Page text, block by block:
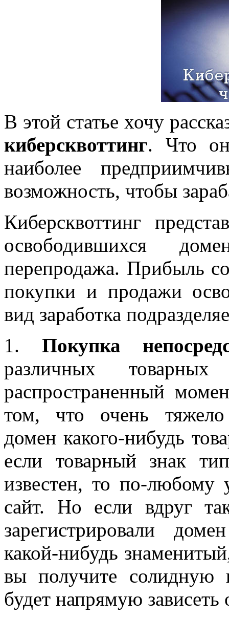
В этой статье хочу
киберсквоттинг. Что он
наиболее
возможность, чтобы
Киберсквоттинг
освободившихся
перепродажа. Прибыль
покупки и продажи
вид заработка
1. Покупка
различных
распространенный
том, что очень тяжело
домен какого-нибудь
если товарный знак
известен, то по-любому
сайт. Но если вдруг
зарегистрировали
какой-нибудь
вы получите солидную
будет напрямую зависеть